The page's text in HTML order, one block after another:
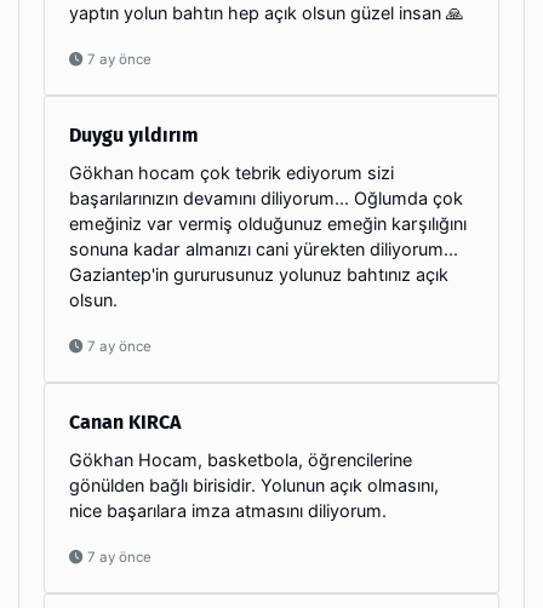
yaptın yolun bahtın hep açık olsun güzel insan 🙏
7 ay önce
Duygu yıldırım
Gökhan hocam çok tebrik ediyorum sizi
başarılarınızın devamını diliyorum... Oğlumda çok
emeğiniz var vermiş olduğunuz emeğin karşılığını
sonuna kadar almanızı cani yürekten diliyorum...
Gaziantep'in gururusunuz yolunuz bahtınız açık
olsun.
7 ay önce
Canan KIRCA
Gökhan Hocam, basketbola, öğrencilerine
gönülden bağlı birisidir. Yolunun açık olmasını,
nice başarılara imza atmasını diliyorum.
7 ay önce